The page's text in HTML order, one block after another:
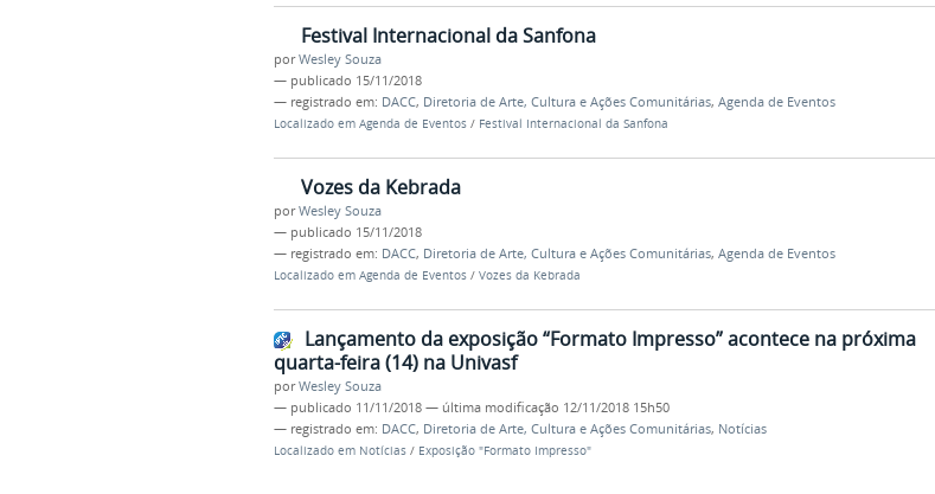
Festival Internacional da Sanfona
porWesley Souza
— publicado 15/11/2018
— registrado em: DACC, Diretoria de Arte, Cultura e Ações Comunitárias, Agenda de Eventos
Localizado em Agenda de Eventos / Festival Internacional da Sanfona
Vozes da Kebrada
porWesley Souza
— publicado 15/11/2018
— registrado em: DACC, Diretoria de Arte, Cultura e Ações Comunitárias, Agenda de Eventos
Localizado em Agenda de Eventos / Vozes da Kebrada
Lançamento da exposição “Formato Impresso” acontece na próxima
quarta-feira (14) na Univasf
porWesley Souza
— publicado 11/11/2018 — última modificação 12/11/2018 15h50
— registrado em: DACC, Diretoria de Arte, Cultura e Ações Comunitárias, Notícias
Localizado em Notícias / Exposição "Formato Impresso"